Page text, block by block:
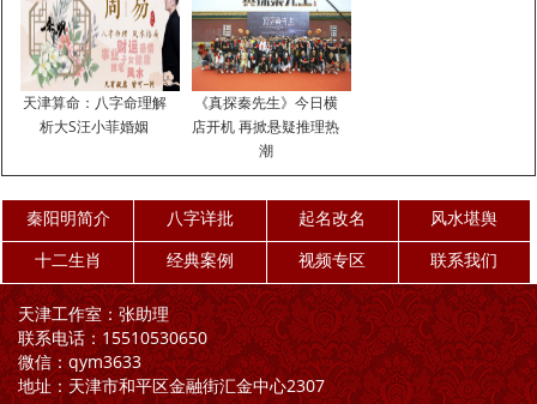
等的关系。分析五行喜用。
日主是乙木，生于卯月，木旺，天干正偏印生身，正财耗身，地支寅
卯辰会木局·····日主旺。忌水木。起名字的时候忌用五行属水木的字。
起名步骤：
1、分析生辰八字命主五行、格局，找出用神喜忌。
2、选出命局所喜用所需要的五行汉字。
3、根据姓氏、时代特征、性别、八字数理合理搭配将要用的字，去其
忌讳用字，避开凶数.取其字的意、形、象、音、综合搭配。
4、还要避开不冲克八字，五格、笔画、合理搭配才是适合八字的吉祥
吉利的好名字。
供参考。
五行查询生辰八字查询喜用神：用什么软件能直接查出真正的
天津算命：八字命理解
析大S汪小菲婚姻
《真探秦先生》今日横
店开机 再掀悬疑推理热
潮
秦阳明简介 八字详批 起名改名
风水堪舆
十二生肖
经典案例 视频专区 联系我们
天津工作室：张助理
联系电话：15510530650
微信：qym3633
地址：天津市和平区金融街汇金中心2307